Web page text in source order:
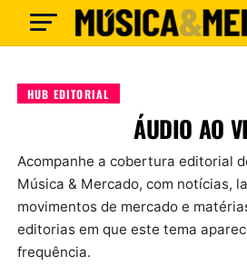
HUB EDITORIAL
ÁUDIO AO
Acompanhe a cobertura editorial
Música & Mercado, com notícias,
movimentos de mercado e
editorias em que este tema
frequência.